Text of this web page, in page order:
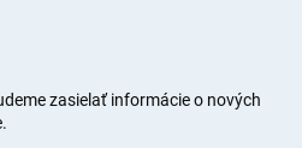
zasielať informácie o nových